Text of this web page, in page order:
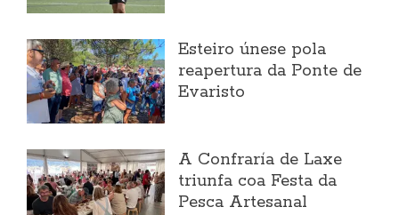
Esteiro únese pola
reapertura da Ponte de
Evaristo
A Confraría de Laxe
triunfa coa Festa da
Pesca Artesanal